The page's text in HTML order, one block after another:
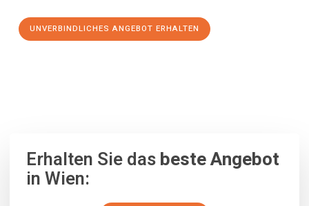
UNVERBINDLICHES ANGEBOT ERHALTEN
Erhalten Sie dasbeste Angebot
in Wien: